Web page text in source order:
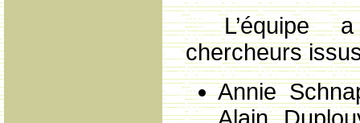
L’équipe
chercheurs
Annie